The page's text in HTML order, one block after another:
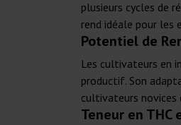
plusieurs cycles de
rend idéale pour les
Potentiel de
Les cultivateurs en
productif. Son
cultivateurs novices
Teneur en